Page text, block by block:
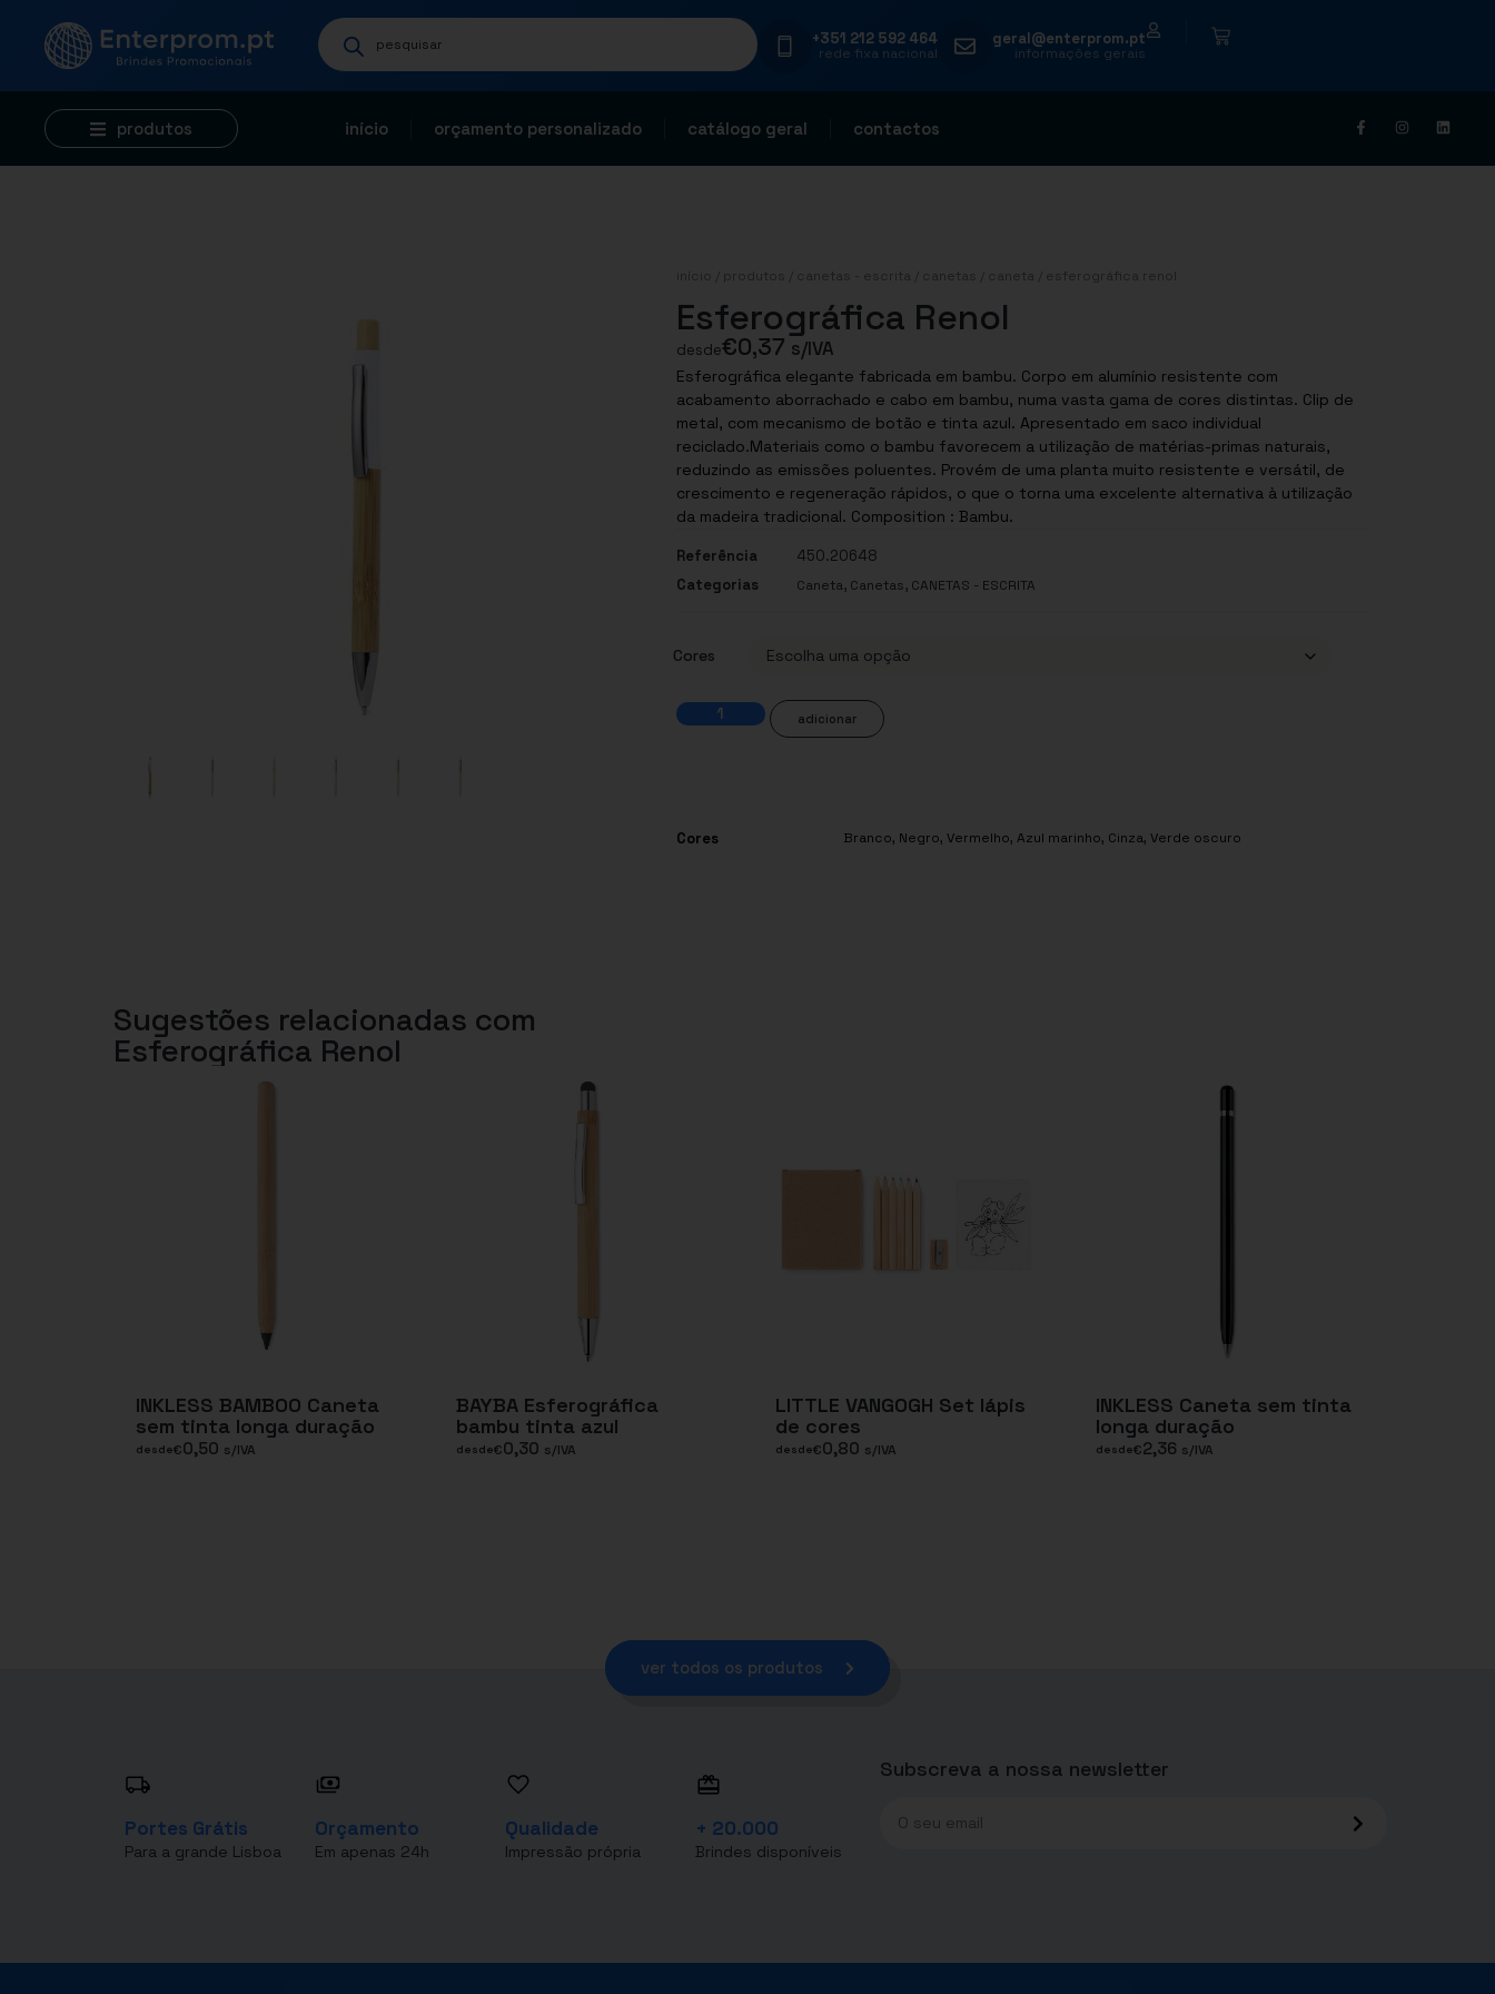
+351 212 592 464
rede fixa nacional
geral@enterprom.pt
informações gerais
produtos início orçamento personalizado catálogo geral contactos
início produtos canetas - escrita canetas caneta / esferográfica renol
Esferográfica Renol
desde€0,37 s/IVA
Esferográfica elegante fabricada em bambu. Corpo em alumínio resistente com
acabamento aborrachado e cabo em bambu, numa vasta gama de cores distintas. Clip de
metal, com mecanismo de botão e tinta azul. Apresentado em saco individual
reciclado.Materiais como o bambu favorecem a utilização de matérias-primas naturais,
reduzindo as emissões poluentes. Provém de uma planta muito resistente e versátil, de
crescimento e regeneração rápidos, o que o torna uma excelente alternativa à utilização
da madeira tradicional. Composition : Bambu.
Referência
450.20648
Categorias
Caneta, Canetas, CANETAS - ESCRITA
Cores
adicionar
Cores Branco, Negro, Vermelho, Azul marinho, Cinza, Verde oscuro
Sugestões relacionadas com
Esferográfica Renol
INKLESS BAMBOO Caneta
sem tinta longa duração
desde€0,50 s/IVA
BAYBA Esferográfica
bambu tinta azul
desde€0,30 s/IVA
LITTLE VANGOGH Set lápis
de cores
desde€0,80 s/IVA
INKLESS Caneta sem tinta
longa duração
desde€2,36 s/IVA
ver todos os produtos
Portes Grátis
Para a grande Lisboa
Orçamento
Em apenas 24h
Qualidade
Impressão própria
+ 20.000
Brindes disponíveis
Subscreva a nossa newsletter